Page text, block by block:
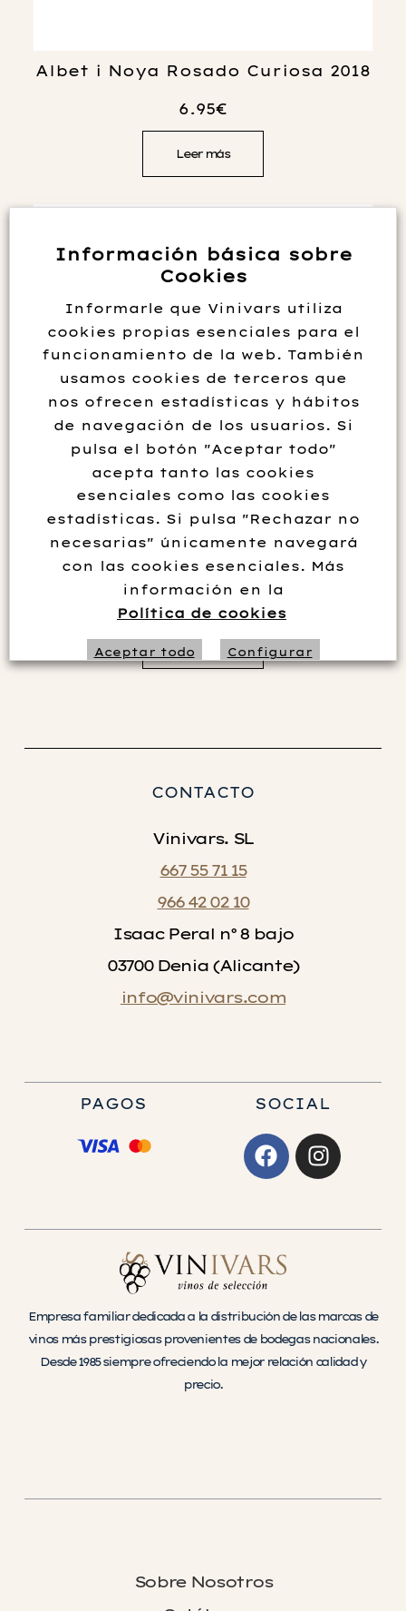
Albet i Noya Rosado Curiosa 2018
6.95€
Leer más
Albet I Noya Xarel.lo Curiós 2018
6.50€
Leer más
Empresa familiar dedicada a la distribución de las marcas de
vinos más prestigiosas provenientes de bodegas nacionales.
Desde 1985 siempre ofreciendo la mejor relación calidad y
precio.
SOCIAL
PAGOS
CONTACTO
Vinivars. SL
667 55 71 15
966 42 02 10
Isaac Peral nº 8 bajo
03700 Denia (Alicante)
info@vinivars.com
Sobre Nosotros
Información básica sobre
Cookies
Informarle que Vinivars utiliza
cookies propias esenciales para el
funcionamiento de la web. También
usamos cookies de terceros que
nos ofrecen estadísticas y hábitos
de navegación de los usuarios. Si
pulsa el botón "Aceptar todo"
acepta tanto las cookies
esenciales como las cookies
estadísticas. Si pulsa "Rechazar no
necesarias" únicamente navegará
con las cookies esenciales. Más
información en la
Política de cookies
Aceptar todo Configurar